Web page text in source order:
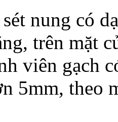
sét nung có
trên mặt
viên gạch
5mm, theo